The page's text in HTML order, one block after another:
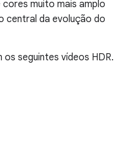
cores muito mais amplo
central da evolução do
seguintes vídeos HDR.